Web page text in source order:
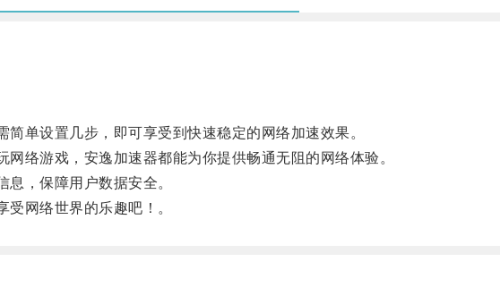
单设置几步，即可享受到快速稳定的网络加速效果。
络游戏，安逸加速器都能为你提供畅通无阻的网络体验。
，保障用户数据安全。
网络世界的乐趣吧！。